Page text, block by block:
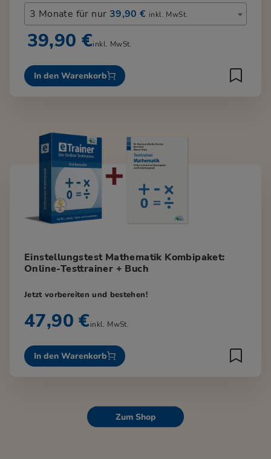
3 Monate für nur 39,90 € inkl. MwSt.
39,90 €inkl. MwSt.
In den Warenkorb
Einstellungstest Mathematik Kombipaket:
Online-Testtrainer + Buch
Jetzt vorbereiten und bestehen!
47,90 €inkl. MwSt.
In den Warenkorb
Zum Shop